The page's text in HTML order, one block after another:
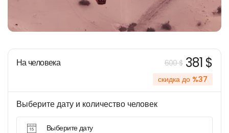
На человека 600 $ 381 $
скидка до %37
Выберите дату и количество человек
Выберите дату